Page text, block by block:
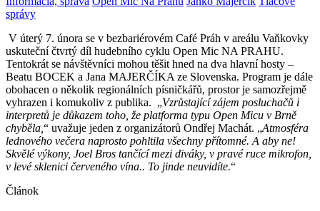
správy
V úterý 7. února se v bezbariérovém Café Práh v areálu Vaňkovky
uskuteční čtvrtý díl hudebního cyklu Open Mic NA PRAHU.
Tentokrát se návštěvníci mohou těšit hned na dva hlavní hosty –
Beatu BOCEK a Jana MAJERČÍKA ze Slovenska. Program je dále
obohacen o několik regionálních písničkářů, prostor je samozřejmě
vyhrazen i komukoliv z publika. „Vzrůstající zájem posluchačů i
interpretů je důkazem toho, že platforma typu Open Micu v Brně
chyběla, “ uvažuje jeden z organizátorů Ondřej Machát. „Atmosféra
lednového večera naprosto pohltila všechny přítomné. A aby ne!
Skvělé výkony, Joel Bros tančící mezi diváky, v pravé ruce mikrofon,
v levé sklenici červeného vína.. To jinde neuvidíte.“
Článok